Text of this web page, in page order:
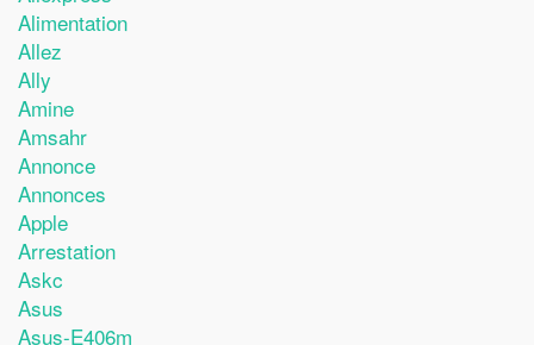
Alimentation
Allez
Ally
Amine
Amsahr
Annonce
Annonces
Apple
Arrestation
Askc
Asus
Asus-E406m